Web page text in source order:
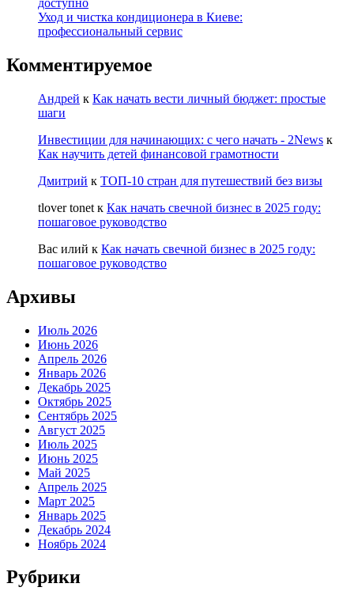
доступно
Уход и чистка кондиционера в Киеве:
профессиональный сервис
Комментируемое
Андрей к Как начать вести личный бюджет: простые
шаги
Инвестиции для начинающих: с чего начать - 2News к
Как научить детей финансовой грамотности
Дмитрий к ТОП-10 стран для путешествий без визы
tlover tonet к Как начать свечной бизнес в 2025 году:
пошаговое руководство
Вас илий к Как начать свечной бизнес в 2025 году:
пошаговое руководство
Архивы
Июль 2026
Июнь 2026
Апрель 2026
Январь 2026
Декабрь 2025
Октябрь 2025
Сентябрь 2025
Август 2025
Июль 2025
Июнь 2025
Май 2025
Апрель 2025
Март 2025
Январь 2025
Декабрь 2024
Ноябрь 2024
Рубрики